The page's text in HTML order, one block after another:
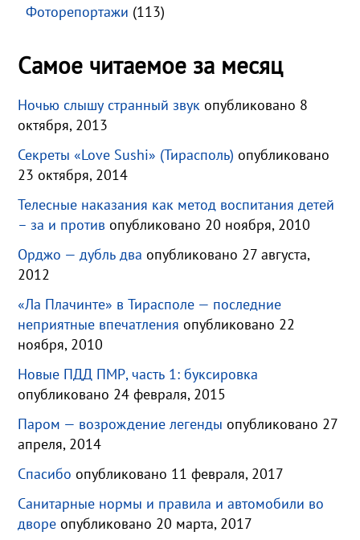
Фоторепортажи (113)
Самое читаемое за месяц
Ночью слышу странный звук опубликовано 8
октября, 2013
Секреты «Love Sushi» (Тирасполь) опубликовано
23 октября, 2014
Телесные наказания как метод воспитания детей
– за и против опубликовано 20 ноября, 2010
Орджо — дубль два опубликовано 27 августа,
2012
«Ла Плачинте» в Тирасполе — последние
неприятные впечатления опубликовано 22
ноября, 2010
Новые ПДД ПМР, часть 1: буксировка
опубликовано 24 февраля, 2015
Паром — возрождение легенды опубликовано 27
апреля, 2014
Спасибо опубликовано 11 февраля, 2017
Санитарные нормы и правила и автомобили во
дворе опубликовано 20 марта, 2017